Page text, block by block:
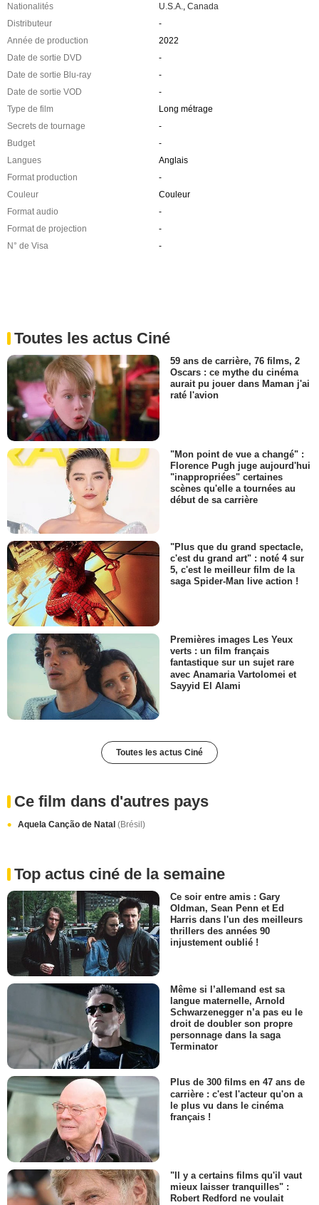
Nationalités U.S.A., Canada
Distributeur
-
Année de production
2022
Date de sortie DVD
-
Date de sortie Blu-ray
-
Date de sortie VOD
-
Type de film
Long métrage
Secrets de tournage
-
Budget
-
Langues
Anglais
Format production
-
Couleur
Couleur
Format audio
-
Format de projection
-
N° de Visa
-
Toutes les actus Ciné
59 ans de carrière, 76 films, 2
Oscars : ce mythe du cinéma
aurait pu jouer dans Maman j'ai
raté l'avion
"Mon point de vue a changé" :
Florence Pugh juge aujourd'hui
"inappropriées" certaines
scènes qu'elle a tournées au
début de sa carrière
"Plus que du grand spectacle,
c'est du grand art" : noté 4 sur
5, c'est le meilleur film de la
saga Spider-Man live action !
Premières images Les Yeux
verts : un film français
fantastique sur un sujet rare
avec Anamaria Vartolomei et
Sayyid El Alami
Toutes les actus Ciné
Ce film dans d'autres pays
Aquela Canção de Natal (Brésil)
Top actus ciné de la semaine
Ce soir entre amis : Gary
Oldman, Sean Penn et Ed
Harris dans l'un des meilleurs
thrillers des années 90
injustement oublié !
Même si l’allemand est sa
langue maternelle, Arnold
Schwarzenegger n’a pas eu le
droit de doubler son propre
personnage dans la saga
Terminator
Plus de 300 films en 47 ans de
carrière : c'est l'acteur qu'on a
le plus vu dans le cinéma
français !
"Il y a certains films qu'il vaut
mieux laisser tranquilles" :
Robert Redford ne voulait